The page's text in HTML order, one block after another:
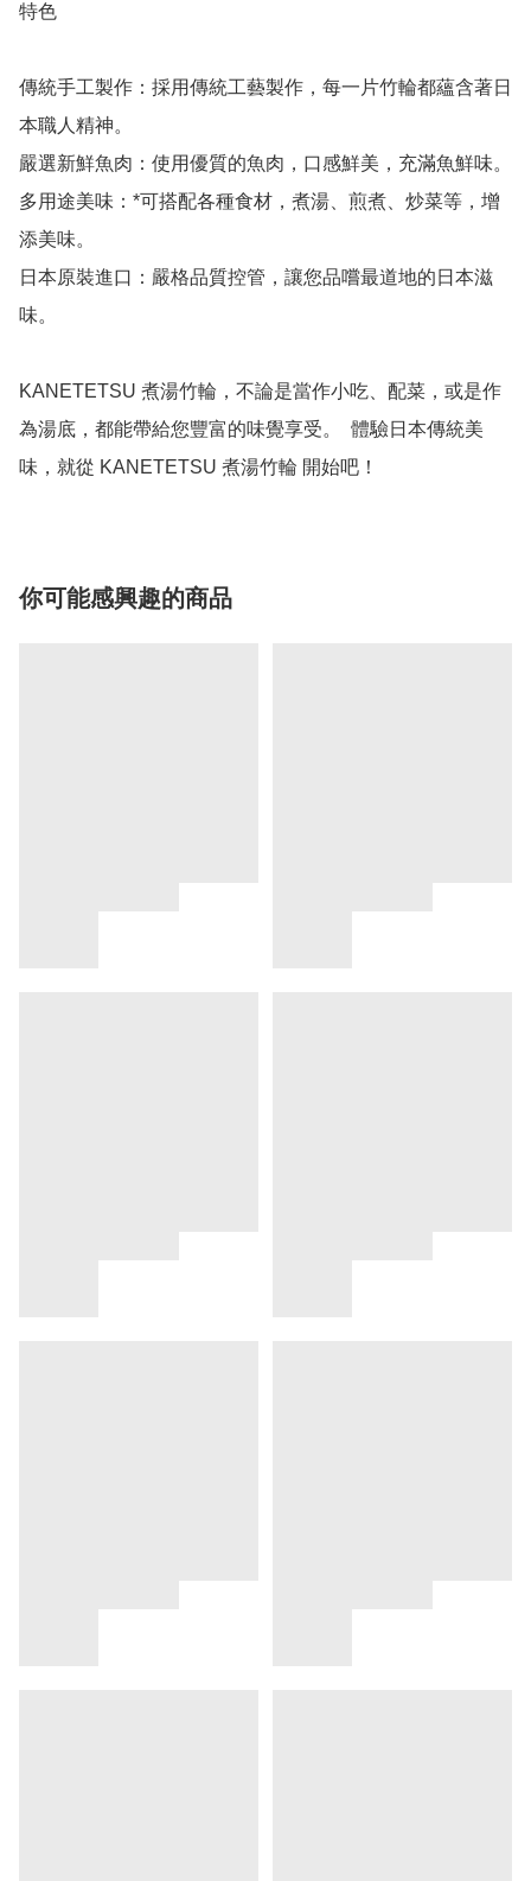
特色
傳統手工製作：採用傳統工藝製作，每一片竹輪都蘊含著日
本職人精神。
嚴選新鮮魚肉：使用優質的魚肉，口感鮮美，充滿魚鮮味。
多用途美味：*可搭配各種食材，煮湯、煎煮、炒菜等，增
添美味。
日本原裝進口：嚴格品質控管，讓您品嚐最道地的日本滋
味。
KANETETSU 煮湯竹輪，不論是當作小吃、配菜，或是作
為湯底，都能帶給您豐富的味覺享受。  體驗日本傳統美
你可能感興趣的商品